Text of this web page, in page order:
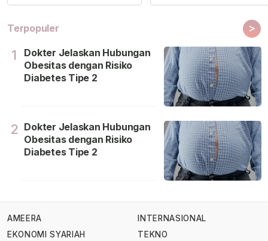
Terpopuler >
1
Dokter Jelaskan Hubungan
Obesitas dengan Risiko
Diabetes Tipe 2
2 Dokter Jelaskan Hubungan
Obesitas dengan Risiko
Diabetes Tipe 2
AMEERA
EKONOMI SYARIAH
INTERNASIONAL
TEKNO